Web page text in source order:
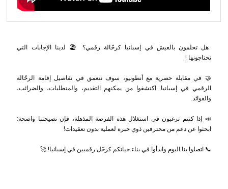
هل تحلمون بالعيش في إسبانيا كرحّالة رقمي؟ 🏖️ لدينا الإجابات التي
تحتاجونها !
🤝 في مقابلة حصرية مع أنطونيو، سوف نتعمق في تفاصيل إقامة الرحّالة
الرقمي في إسبانيا. اكتشفوا من يمكنهم التقديم، والمتطلبات، والضرائب،
والفوائد.
📣 إذا كنتم ترغبون في استغلال هذه الفرصة المذهلة، فإن نصيحتنا واضحة:
ابحثوا عن دعم من محترفين ذوي خبرة لعملية بدون تعقيدات!
📞 اتصلوا بنا اليوم وابدأوا في بناء حياتكم كرحّل رقميين في إسبانيا! 🚀